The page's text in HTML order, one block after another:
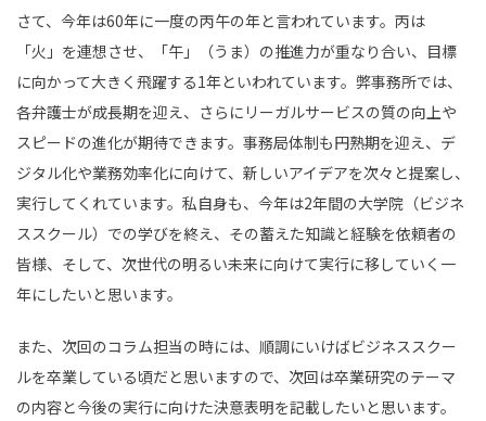
さて、今年は60年に一度の丙午の年と言われています。丙は
「火」を連想させ、「午」（うま）の推進力が重なり合い、目標
に向かって大きく飛躍する1年といわれています。弊事務所では、
各弁護士が成長期を迎え、さらにリーガルサービスの質の向上や
スピードの進化が期待できます。事務局体制も円熟期を迎え、デ
ジタル化や業務効率化に向けて、新しいアイデアを次々と提案し、
実行してくれています。私自身も、今年は2年間の大学院（ビジネ
ススクール）での学びを終え、その蓄えた知識と経験を依頼者の
皆様、そして、次世代の明るい未来に向けて実行に移していく一
年にしたいと思います。
また、次回のコラム担当の時には、順調にいけばビジネススクー
ルを卒業している頃だと思いますので、次回は卒業研究のテーマ
の内容と今後の実行に向けた決意表明を記載したいと思います。